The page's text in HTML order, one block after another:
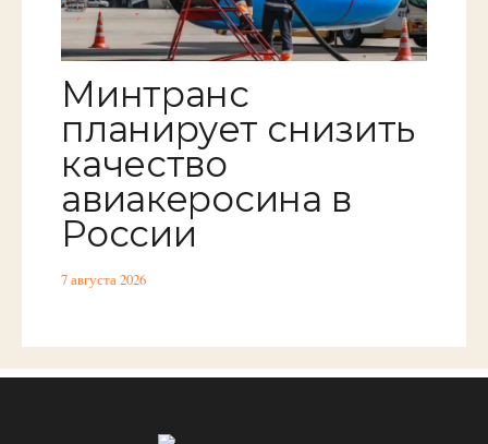
Минтранс
планирует снизить
качество
авиакеросина в
России
7 августа 2026